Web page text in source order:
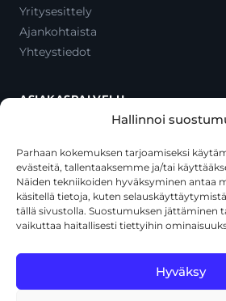
Hallinnoi
Parhaan kokemuksen tarjoamiseksi
evästeitä, tallentaaksemme ja/tai
Näiden tekniikoiden hyväksyminen antaa
käsitellä tietoja, kuten
tällä sivustolla. Suostumuksen jättäminen
vaikuttaa haitallisesti tiettyihin
Hyväksy
Yritysesittely
Ajankohtaista
Yhteystiedot
ASIAKASPALVELU
Oma tili
Maksutavat
Toimitustavat
Usein kysytyt kysymykset
+358 44 270 3795
asiakaspalvelu@toolcat.fi